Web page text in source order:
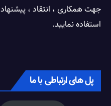
جهت همکاری ، انتقاد ،
استفاده نمایید.
پل های ارتباطی با ما